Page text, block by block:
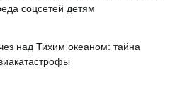
соцсетей детям
над Тихим океаном: тайна